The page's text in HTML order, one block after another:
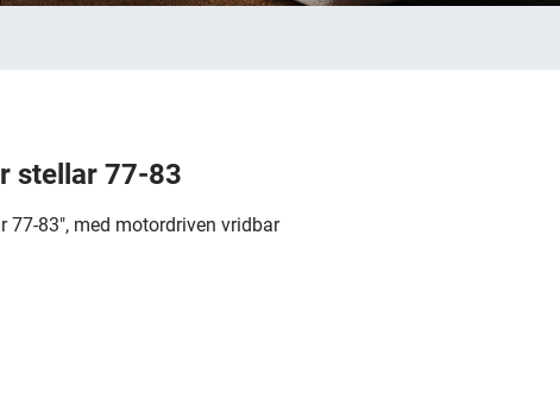
stellar 77-83
77-83", med motordriven vridbar